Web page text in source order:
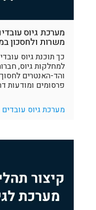
מערכת גיוס
משרות ולחסכון
כך תוכנת גיוס
למחלקות גיוס,
והד-האנטרים
פרסומים ומודעות
מערכת גיוס עובדים